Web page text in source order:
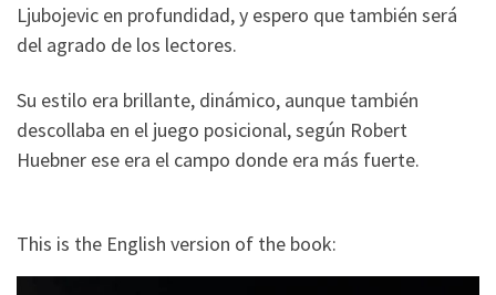
Ljubojevic en profundidad, y espero que también será
del agrado de los lectores.
Su estilo era brillante, dinámico, aunque también
descollaba en el juego posicional, según Robert
Huebner ese era el campo donde era más fuerte.
This is the English version of the book: